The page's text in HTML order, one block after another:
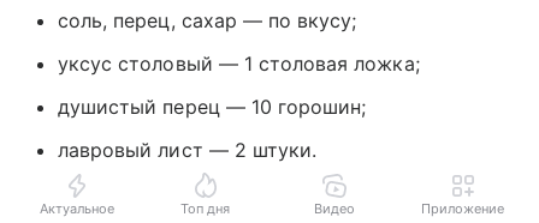
соль, перец, сахар — по вкусу;
уксус столовый — 1 столовая ложка;
душистый перец — 10 горошин;
лавровый лист — 2 штуки.
Актуальное Топ дня Видео Приложение